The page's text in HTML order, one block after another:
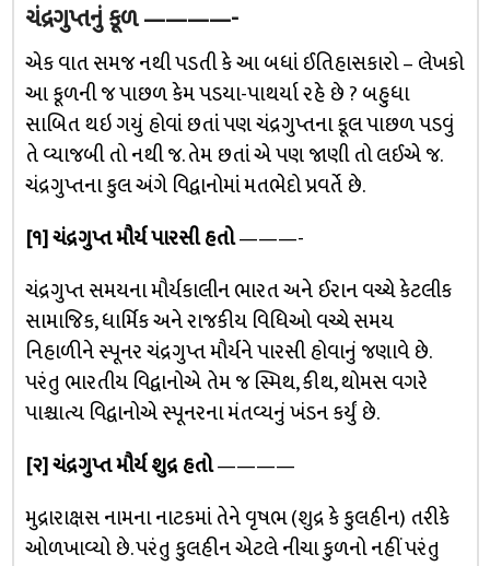
ચંદ્રગુપ્તનું કૂળ————-
એક વાત સમજ નથી પડતી કે આ બધાં ઈતિહાસકારો – લેખકો
આ કૂળની જ પાછળ કેમ પડયા-પાથર્યા રહે છે ? બહુધા
સાબિત થઇ ગયું હોવાં છતાં પણ ચંદ્રગુપ્તના કૂલ પાછળ પડવું
તે વ્યાજબી તો નથી જ. તેમ છતાં એ પણ જાણી તો લઈએ જ.
ચંદ્રગુપ્તના કુલ અંગે વિદ્વાનોમાં મતભેદો પ્રવર્તે છે.
[૧] ચંદ્રગુપ્ત મૌર્ય પારસી હતો———-
ચંદ્રગુપ્ત સમયના મૌર્યકાલીન ભારત અને ઈરાન વચ્ચે કેટલીક
સામાજિક, ધાર્મિક અને રાજકીય વિધિઓ વચ્ચે સમય
નિહાળીને સ્પૂનર ચંદ્રગુપ્ત મૌર્યને પારસી હોવાનું જણાવે છે.
પરંતુ ભારતીય વિદ્વાનોએ તેમ જ સ્મિથ, કીથ, થોમસ વગરે
પાશ્ચાત્ય વિદ્વાનોએ સ્પૂનરના મંતવ્યનું ખંડન કર્યું છે.
[૨] ચંદ્રગુપ્ત મૌર્ય શુદ્ર હતો————
મુદ્રારાક્ષસ નામના નાટકમાં તેને વૃષભ (શુદ્ર કે કુલહીન) તરીકે
ઓળખાવ્યો છે. પરંતુ કુલહીન એટલે નીચા કુળનો નહીં પરંતુ